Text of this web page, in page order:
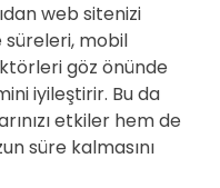
web sitenizi
süreleri, mobil
göz önünde
iyileştirir. Bu da
etkiler hem de
süre kalmasını